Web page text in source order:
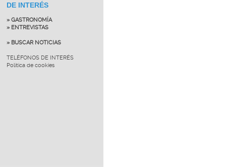
DE INTERÉS
» GASTRONOMÍA
» ENTREVISTAS
» BUSCAR NOTICIAS
TELÉFONOS DE INTERÉS
Política de cookies